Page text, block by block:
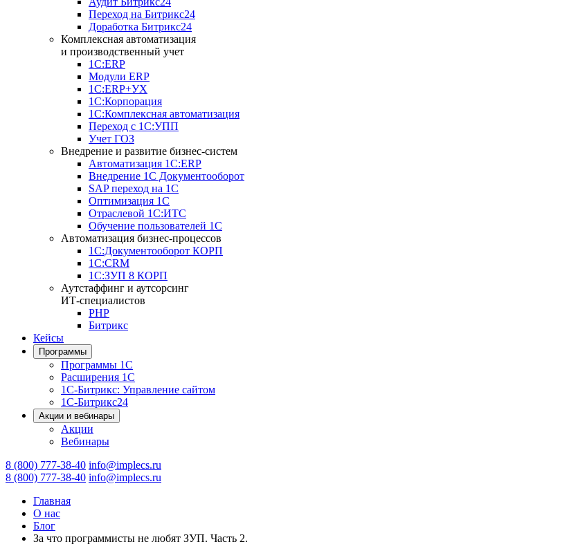
Переход на Битрикс24
Доработка Битрикс24
Комплексная автоматизация
и производственный учет
1С:ERP
Модули ERP
1C:ERP+УХ
1С:Корпорация
1С:Комплексная автоматизация
Переход с 1С:УПП
Учет ГОЗ
Внедрение и развитие бизнес-систем
Автоматизация 1С:ERP
Внедрение 1С Документооборот
SAP переход на 1С
Оптимизация 1С
Отраслевой 1С:ИТС
Обучение пользователей 1С
Автоматизация бизнес-процессов
1С:Документооборот КОРП
1С:CRM
1С:ЗУП 8 КОРП
Аутстаффинг и аутсорсинг
ИТ-специалистов
PHP
Битрикс
Кейсы
Программы
Программы 1С
Расширения 1С
1С-Битрикс: Управление сайтом
1С-Битрикс24
Акции и вебинары
Акции
Вебинары
8 (800) 777-38-40 info@implecs.ru
8 (800) 777-38-40 info@implecs.ru
Главная
О нас
Блог
За что программисты не любят ЗУП. Часть 2.